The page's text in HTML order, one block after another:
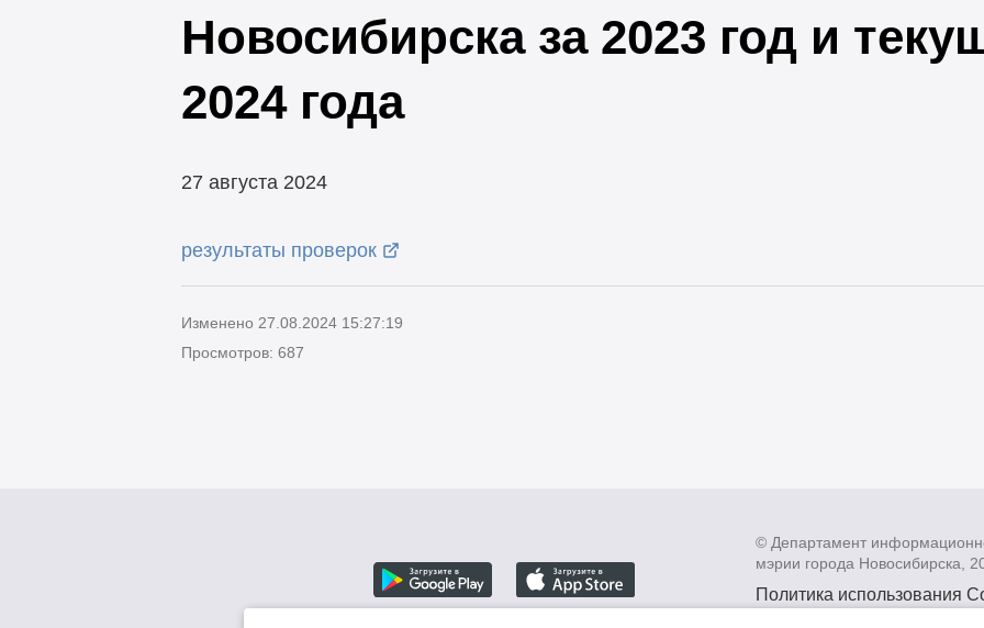
Новосибирска за 2023 год и
2024 года
27 августа 2024
результаты проверок
Изменено 27.08.2024 15:27:19
Просмотров: 687
© Департамент
мэрии города Новосибирска,
Политика использования